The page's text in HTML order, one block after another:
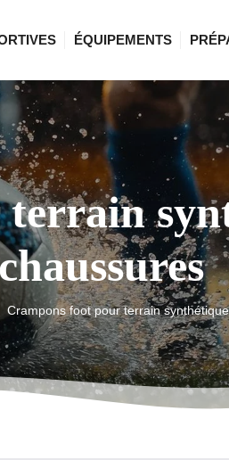
ÉQUIPEMENTS
Crampons foot pour terrain